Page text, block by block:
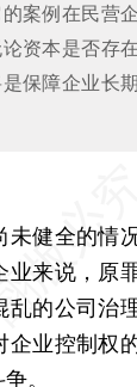
案例在民营
资本是否存
保障企业长
健全的情
业来说，原
乱的公司治
企业控制权
。